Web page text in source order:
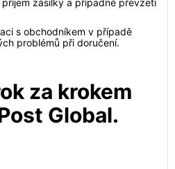
příjem zásilky a případné převzetí
s obchodníkem v případě
problémů při doručení.
za krokem
Global.